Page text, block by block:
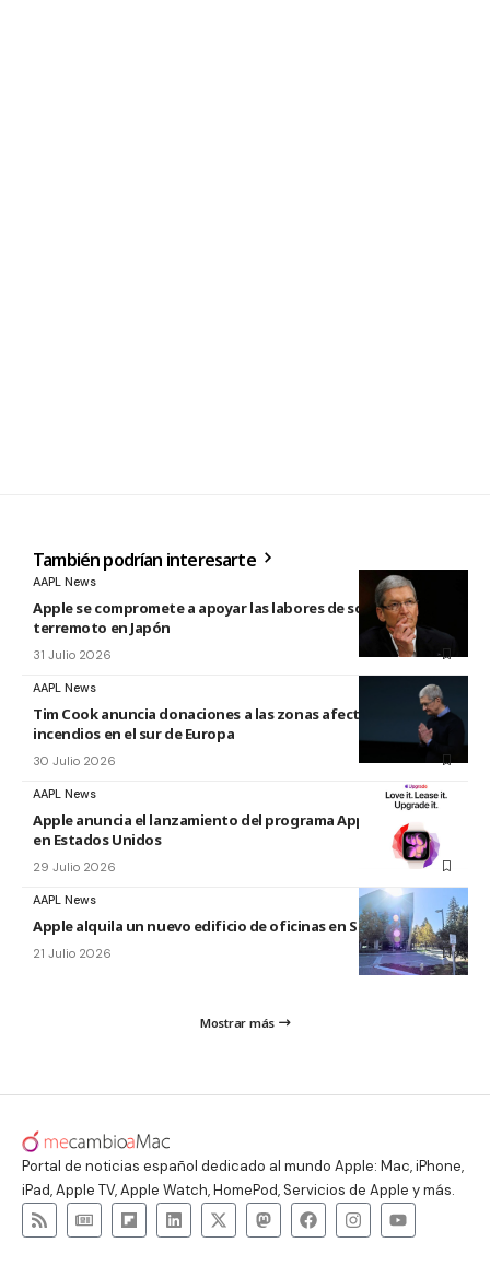
También podrían interesarte
AAPL News
Apple se compromete a apoyar las labores de socorro tras el
terremoto en Japón
31 Julio 2026
AAPL News
Tim Cook anuncia donaciones a las zonas afectadas por los
incendios en el sur de Europa
30 Julio 2026
AAPL News
Apple anuncia el lanzamiento del programa Apple Upgrade
en Estados Unidos
29 Julio 2026
AAPL News
Apple alquila un nuevo edificio de oficinas en Sunnyvale
21 Julio 2026
Mostrar más
Portal de noticias español dedicado al mundo Apple: Mac, iPhone,
iPad, Apple TV, Apple Watch, HomePod, Servicios de Apple y más.